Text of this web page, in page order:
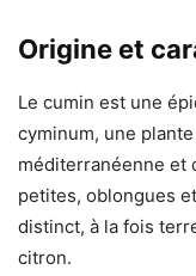
Origine et
Le cumin est une
cyminum, une
méditerranéenne et
petites, oblongues
distinct, à la fois
citron.